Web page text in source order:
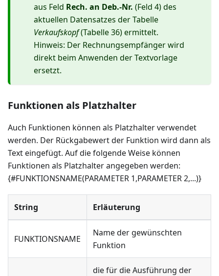
aus Feld Rech. an Deb.-Nr. (Feld 4) des
aktuellen Datensatzes der Tabelle
Verkaufskopf(Tabelle 36) ermittelt.
Hinweis: Der Rechnungsempfänger wird
direkt beim Anwenden der Textvorlage
ersetzt.
Funktionen als Platzhalter
Auch Funktionen können als Platzhalter verwendet
werden. Der Rückgabewert der Funktion wird dann als
Text eingefügt. Auf die folgende Weise können
Funktionen als Platzhalter angegeben werden:
{#FUNKTIONSNAME(PARAMETER 1,PARAMETER 2,...)}
String Erläuterung
FUNKTIONSNAME
Name der gewünschten
Funktion
die für die Ausführung der